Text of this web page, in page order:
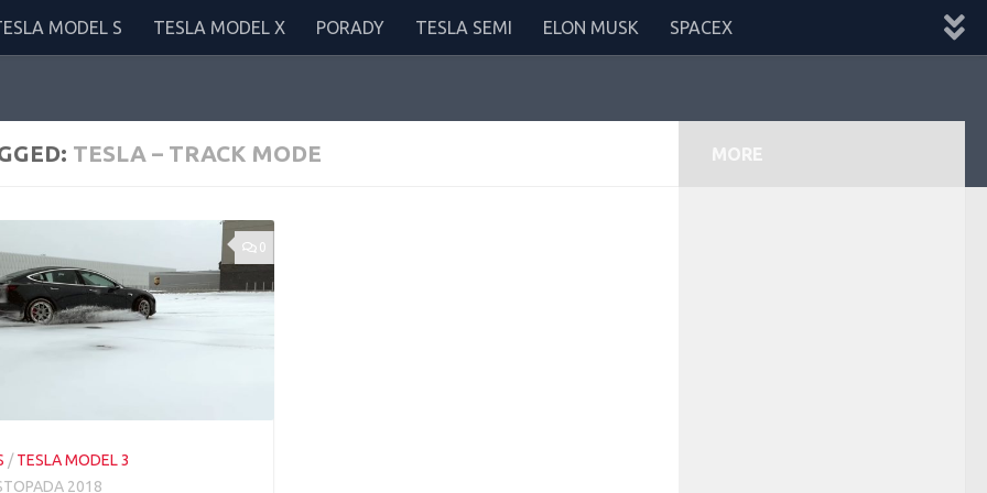
MODEL S TESLA MODEL X PORADY TESLA SEMI ELON MUSK SPACEX
TESLA – TRACK MODE
0
/TESLA MODEL 3
2018
MORE